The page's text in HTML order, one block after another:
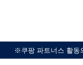
※쿠팡 파트너스 활동